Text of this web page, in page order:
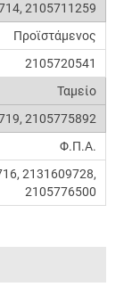
2105711259
Προϊστάμενος
2105720541
Ταμείο
2105775892
Φ.Π.Α.
2131609728,
2105776500